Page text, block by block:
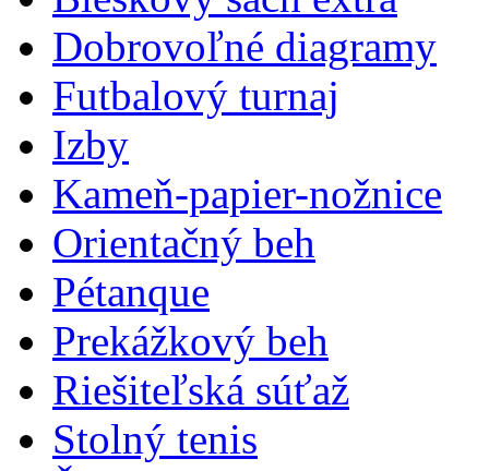
Dobrovoľné diagramy
Futbalový turnaj
Izby
Kameň-papier-nožnice
Orientačný beh
Pétanque
Prekážkový beh
Riešiteľská súťaž
Stolný tenis